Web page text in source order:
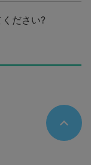
ださい?